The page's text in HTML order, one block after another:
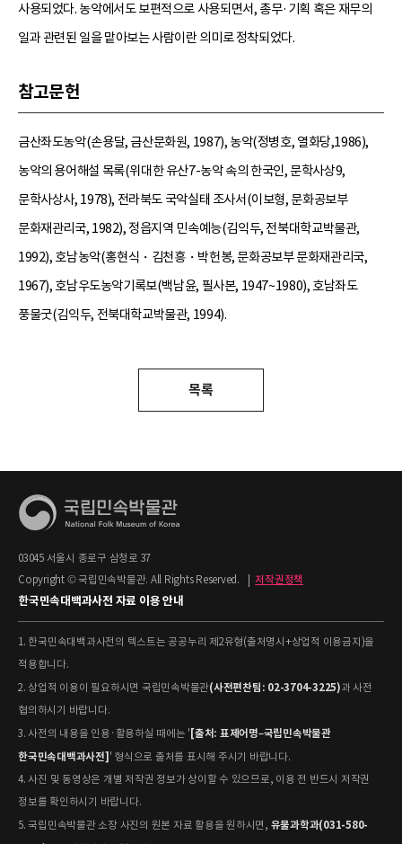
사용되었다. 농악에서도 보편적으로 사용되면서, 총무·기획 혹은 재무의
일과 관련된 일을 맡아보는 사람이란 의미로 정착되었다.
참고문헌
금산좌도농악(손용달, 금산문화원, 1987), 농악(정병호, 열화당,1986),
농악의 용어해설 목록(위대한 유산7-농악 속의 한국인, 문학사상9,
문학사상사, 1978), 전라북도 국악실태 조사서(이보형, 문화공보부
문화재관리국, 1982), 정읍지역 민속예능(김익두, 전북대학교박물관,
1992), 호남농악(홍현식・김천흥・박헌봉, 문화공보부 문화재관리국,
1967), 호남우도농악기록보(백남윤, 필사본, 1947~1980), 호남좌도
풍물굿(김익두, 전북대학교박물관, 1994).
목록
03045 서울시 종로구 삼청로 37
Copyright © 국립민속박물관. All Rights Reserved.
저작권정책
한국민속대백과사전 자료 이용 안내
1. 한국민속대백과사전의 텍스트는 공공누리 제2유형(출처명시+상업적 이용금지)을
적용합니다.
2. 상업적 이용이 필요하시면 국립민속박물관(사전편찬팀: 02-3704-3225)과 사전
협의하시기 바랍니다.
3. 사전의 내용을 인용·활용하실 때에는 ' [출처: 표제어명–국립민속박물관
한국민속대백과사전] ' 형식으로 출처를 표시해 주시기 바랍니다.
4. 사진 및 동영상은 개별 저작권 정보가 상이할 수 있으므로, 이용 전 반드시 저작권
정보를 확인하시기 바랍니다.
5. 국립민속박물관 소장 사진의 원본 자료 활용을 원하시면, 유물과학과(031-580-